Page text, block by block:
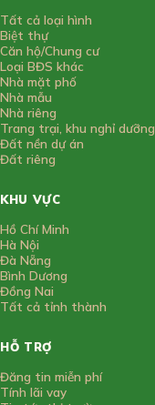
Tất cả loại hình
Biệt thự
Căn hộ/Chung cư
Loại BĐS khác
Nhà mặt phố
Nhà mẫu
Nhà riêng
Trang trại, khu nghỉ dưỡng
Đất nền dự án
Đất riêng
KHU VỰC
Hồ Chí Minh
Hà Nội
Đà Nẵng
Bình Dương
Đồng Nai
Tất cả tỉnh thành
HỖ TRỢ
Đăng tin miễn phí
Tính lãi vay